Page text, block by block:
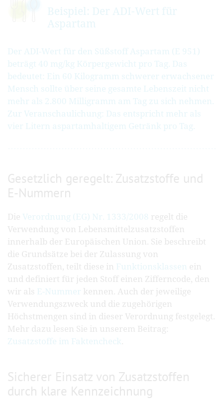
Beispiel: Der ADI-Wert für
Aspartam
Der ADI-Wert für den Süßstoff Aspartam (E 951)
beträgt 40 mg/kg Körpergewicht pro Tag. Das
bedeutet: Ein 60 Kilogramm schwerer erwachsener
Mensch sollte über seine gesamte Lebenszeit nicht
mehr als 2.800 Milligramm am Tag zu sich nehmen.
Zur Veranschaulichung: Das entspricht mehr als
vier Litern aspartamhaltigem Getränk pro Tag.
Gesetzlich geregelt: Zusatzstoffe und
E-Nummern
Die Verordnung (EG) Nr. 1333/2008 regelt die
Verwendung von Lebensmittelzusatzstoffen
innerhalb der Europäischen Union. Sie beschreibt
die Grundsätze bei der Zulassung von
Zusatzstoffen, teilt diese in Funktionsklassen ein
und definiert für jeden Stoff einen Zifferncode, den
wir als E-Nummer kennen. Auch der jeweilige
Verwendungszweck und die zugehörigen
Höchstmengen sind in dieser Verordnung festgelegt.
Mehr dazu lesen Sie in unserem Beitrag:
Zusatzstoffe im Faktencheck
Sicherer Einsatz von Zusatzstoffen
durch klare Kennzeichnung